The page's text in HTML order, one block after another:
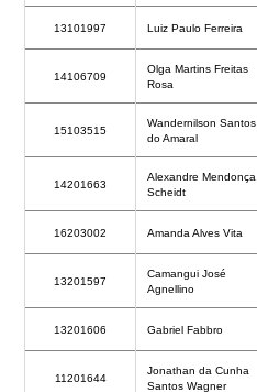
13101997 Luiz Paulo Ferreira
14106709
Olga Martins Freitas
Rosa
15103515
Wandernilson Santos
do Amaral
14201663
Alexandre Mendonça
Scheidt
16203002 Amanda Alves Vita
13201597
Camangui José
Agnellino
13201606 Gabriel Fabbro
11201644
Jonathan da Cunha
Santos Wagner